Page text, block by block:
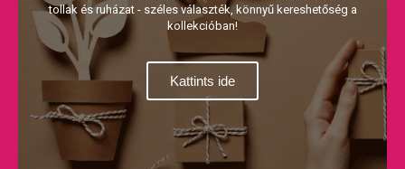
tollak és ruházat - széles választék, könnyű kereshetőség a
kollekcióban!
Kattints ide